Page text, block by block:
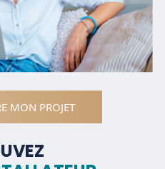
détachée
MON PROJET